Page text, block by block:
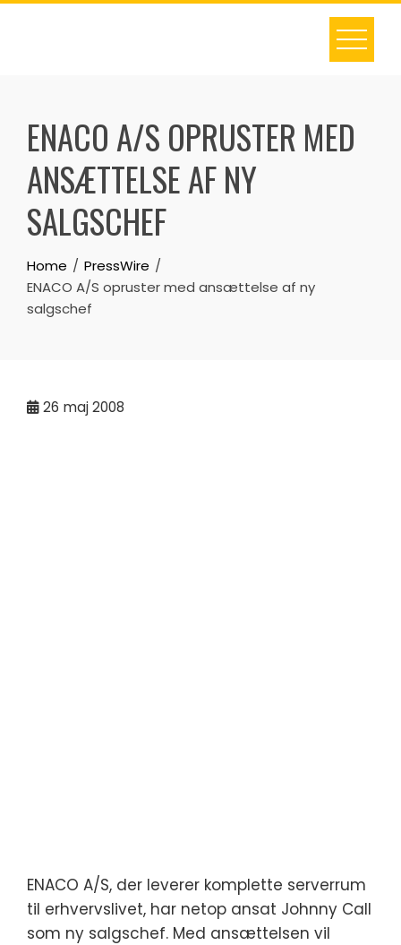
Skip
ENACO A/S OPRUSTER MED
ANSÆTTELSE AF NY
SALGSCHEF
Home
PressWire
ENACO A/S opruster med ansættelse af ny
salgschef
26 maj 2008
ENACO A/S, der leverer komplette serverrum
til erhvervslivet, har netop ansat Johnny Call
som ny salgschef. Med ansættelsen vil